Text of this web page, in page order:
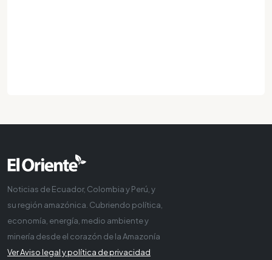
Noticias de Ecuador, Colombia y Perú, y
su región amazónica. Cubriendo política,
economía, energía, medio ambiente y
minería desde el corazón de la Amazonía
Ver Aviso legal y política de privacidad